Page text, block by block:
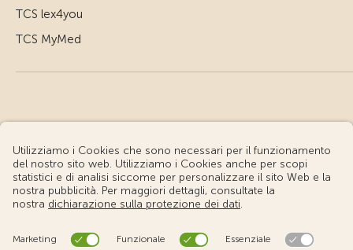
TCS lex4you
TCS MyMed
© Touring Club Svizzero
Condizioni d'uso – Informazioni giuridiche